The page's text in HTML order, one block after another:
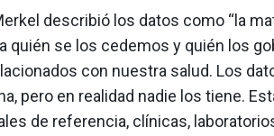
describió los datos como “la
quién se los cedemos y quién los
con nuestra salud. Los
pero en realidad nadie los tiene.
de referencia, clínicas,